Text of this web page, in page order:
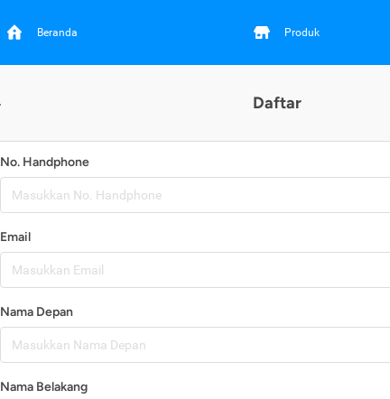
Beranda Produk
Daftar
No. Handphone
Email
Nama Depan
Nama Belakang